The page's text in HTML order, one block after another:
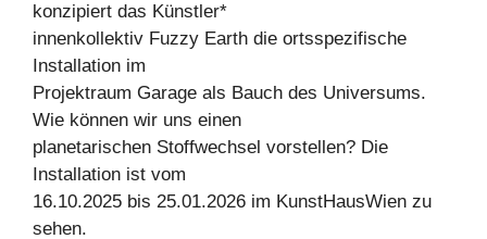
konzipiert das Künstler*
innenkollektiv Fuzzy Earth die ortsspezifische
Installation im
Projektraum Garage als Bauch des Universums.
Wie können wir uns einen
planetarischen Stoffwechsel vorstellen? Die
Installation ist vom
16.10.2025 bis 25.01.2026 im KunstHausWien zu
sehen.